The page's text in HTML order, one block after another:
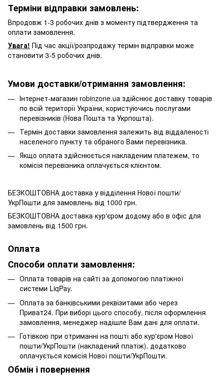
Терміни відправки замовлень:
Впродовж 1-3 робочих днів з моменту підтвердження та
оплати замовлення.
Увага! Під час акції/розпродажу термін відправки може
становити 3-5 робочих днів.
Умови доставки/отримання замовлення:
Інтернет-магазин robinzone.ua здійснює доставку товарів
по всій території України, користуючись послугами
перевізників (Нова Пошта та Укрпошта).
Термін доставки замовлення залежить від віддаленості
населеного пункту та обраного Вами перевізника.
Якщо оплата здійснюється накладеним платежем, то
комісія перевізника оплачується клієнтом.
БЕЗКОШТОВНА доставка у відділення Нової пошти/
УкрПошти для замовлень від 1000 грн.
БЕЗКОШТОВНА доставка кур'єром додому або в офіс для
замовлень від 1500 грн.
Оплата
Способи оплати замовлення:
Оплата товарів на сайті за допомогою платіжної
системи LiqPay.
Оплата за банківськими реквізитами або через
Приват24. При виборі цього способу, після оформлення
замовлення, менеджер надішле Вам дані для оплати.
Готівкою при отриманні на пошті або кур'єром Нової
пошти/УкрПошти (накладений платіж), додатково
оплачується комісія Нової пошти/УкрПошти.
Обмін і повернення